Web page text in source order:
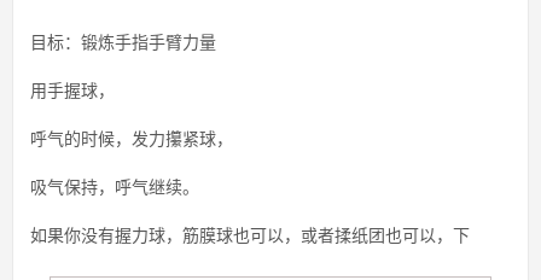
目标：锻炼手指手臂力量
用手握球，
呼气的时候，发力攥紧球，
吸气保持，呼气继续。
如果你没有握力球，筋膜球也可以，或者揉纸团也可以，下